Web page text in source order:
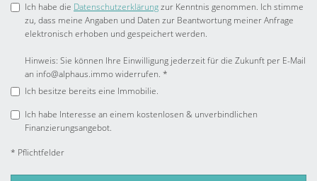
Ich habe die Datenschutzerklärungzur Kenntnis genommen. Ich stimme
zu, dass meine Angaben und Daten zur Beantwortung meiner Anfrage
elektronisch erhoben und gespeichert werden.
Hinweis: Sie können Ihre Einwilligung jederzeit für die Zukunft per E-Mail
an info@alphaus.immo widerrufen. *
Ich besitze bereits eine Immobilie.
Ich habe Interesse an einem kostenlosen & unverbindlichen
Finanzierungsangebot.
* Pflichtfelder